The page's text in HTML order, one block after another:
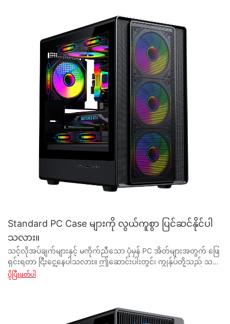
Standard PC Case များကို လွယ်ကူစွာ ပြင်ဆင်နိုင်ပါ
သလား။
သင့်လိုအပ်ချက်များနှင့် မကိုက်ညီသော ပုံမှန် PC အိတ်များအတွက် ဖြေရှင်းရတာ ငြီးငွေ့နေပါသလား။ ဤဆောင်းပါးတွင်၊ ကျွန်ုပ်တို့သည် သင့်စိတ်ကြိုက်ရွေးချယ်မှုများနှင့် ကိုက်ညီသော စိတ်ကြိုက်ဖြေရှင်းချက်တစ်ခုကို ဖန်တီးရန် စံ PC အိတ်များကို အလွယ်တကူ မွမ်းမံပြင်ဆင်နိုင်ခြေကို ရှာဖွေလေ့လာပါသည်။ အဆင့်မြှင့်တင်မှုများ အနည်းငယ်ဖြင့် သင်၏ PC ဂိမ်းကစားခြင်းအတွေ့အကြုံကို မြှင့်တင်နိုင်ပုံကို ရှာဖွေပါ။ - PC Case Modification ၏ အခြေခံများကို နားလည်ခြင်း။ သင်၏ PC setup ကို စိတ်ကြိုက်ပြင်ဆင်ခြင်းနှင့် ပတ်သက်လာလျှင် သုံးစွဲသူများ မကြာခဏ စဉ်းစားလေ့ရှိသော ရေပန်းအစားဆုံး ပြုပြင်မွမ်းမံမှုများထဲမှ တစ်ခုသည် ၎င်းတို့၏ PC case ၏ အလှတရားကို ပြုပြင်ပြောင်းလဲခြင်း ဖြစ်သည်။ PC case ပြုပြင်မွမ်းမံခြင်းသည် စိတ်ကြိုက်ဖန်တီးမှုနှင့် တီထွင်ဖန်တီးနိုင်မှုကို ခွင့်ပြုပေးသည့်အတွက် သင့်ကွန်ပြူတာတည်ဆောက်မှုကို အမှန်တကယ်ထူးခြားစေသည်။ သို့သော်လည်း၊ PC case ပြုပြင်မွမ်းမံခြင်းလောကသို့ သင်မဝင်ရောက်မီ၊ အောင်မြင်ပြီး အရှုပ်အရှင်းကင်းသည့် လုပ်ငန်းစဉ်ကို သေချာစေရန်အတွက် အခြေခံများကို နားလည်ရန် လိုအပ်ပါသည်။ ပုံမှန် PC case ကို ပြုပြင်ခြင်း၏ ပထမအဆင့်မှာ သင့်လိုအပ်ချက်အတွက် မှန်ကန်သော case ကို ရွေးချယ်ရန်ဖြစ်သည်။ စျေးကွက်တွင်ရရှိနိုင်သောအမျိုးအစားများစွာရှိပြီး၊ ကျစ်လစ်သိပ်သည်းသော mini-tower case မှသည်စိတ်ကြိုက်ပြင်ဆင်ရန်အတွက်လုံလောက်သောနေရာပါရှိသောမျှော်စင်အပြည့်အ ၀ အထိအတွေ့အထိရှိသည်။ သင့်အစိတ်အပိုင်းများနှင့် ကိုက်ညီရုံသာမက အပိုပန်ကာများ၊ LED မီးချောင်းများ၊ သို့မဟုတ် စိတ်ကြိုက်ရေအေးပေးစနစ်များကဲ့သို့သော ပြုပြင်မွမ်းမံမှုအတွက် လုံလောက်သောအခန်းကို ပေးဆောင်ရန် အရေးကြီးပါသည်။ မှန်ကန်သော PC case ကိုရွေးချယ်ပြီးသည်နှင့်၊ နောက်တစ်ဆင့်မှာ ပြုပြင်မွမ်းမံမှုအတွက် လိုအပ်သောကိရိယာများနှင့် ပစ္စည်းများစုဆောင်းရန်ဖြစ်သည်။ ဝက်အူလှည့်၊ ပလာယာများနှင့် ကေဘယ်ကြိုးများကဲ့သို့သော အခြေခံကိရိယာများသည် အိတ်ကို တပ်ဆင်ခြင်းနှင့် ပြန်လည်တပ်ဆင်ခြင်းအတွက် မရှိမဖြစ်လိုအပ်ပါသည်။ ထို့အပြင်၊ စိတ်ကြိုက်ပြတင်းပေါက်များ သို့မဟုတ် လေဝင်ပေါက်များဖန်တီးရန်အတွက် သတ္တု သို့မဟုတ် acrylic panels များကိုဖြတ်ရန်အတွက် Dremel rotary tool ကဲ့သို့သော အထူးပြုကိရိယာများ လိုအပ်နိုင်သည်။ ပြုပြင်မွမ်းမံခြင်းလုပ်ငန်းစဉ်အတွင်း ထည့်သွင်းစဉ်းစားရမည့် အရေးကြီးသောအချက်တစ်ခုမှာ ကေဘယ်လ်စီမံခန့်ခွဲမှုဖြစ်သည်။ သင့်လျော်သော ကေဘယ်ကြိုး စီမံခန့်ခွဲမှုသည် သင့် PC စနစ်ထည့်သွင်းမှု၏ လှပမှုကို ပိုမိုကောင်းမွန်စေရုံသာမက လေ၀င်လေထွက်နှင့် အအေးပေးရာတွင်လည်း ကူညီပေးပါသည်။ ကျစ်ထားသော ကေဘယ်အဆက်များနှင့် ကေဘယ်ကြိုးများကို ဖြီးခြင်းဖြင့် သင်၏ PC ကို သန့်ရှင်းပြီး ပရော်ဖက်ရှင်နယ် အသွင်အပြင်ကို ပေးစွမ်းနိုင်သဖြင့် သင့်ကေဘယ်ကြိုးများကို စနစ်တကျ သပ်ရပ်အောင် ကူညီပေးနိုင်ပါသည်။ PC ဝါသနာရှင်များ မကြာခဏ စဉ်းစားလေ့ရှိသည့် ရေပန်းစားသော ပြုပြင်ပြောင်းလဲမှုမှာ စိတ်ကြိုက်အလင်းရောင်ဖြစ်သည်။ LED အလင်းတန်းများ သို့မဟုတ် RGB ပန်ကာများသည် သင်၏တပ်ဆင်မှုတွင် အသွင်အပြင်ကို ပေါင်းထည့်နိုင်ပြီး အမြင်အားဖြင့် ဆွဲဆောင်မှုရှိသော လေထုကို ဖန်တီးနိုင်သည်။ ထို့အပြင်၊ သင်၏ PC အိတ်ကို အပြင်အဆင် ပုံသဏ္ဍာန်များ သို့မဟုတ် စတစ်ကာများဖြင့် စိတ်ကြိုက်ပြင်ဆင်ခြင်းသည် အလုံးစုံ အလှတရားကို ပိုမိုတိုးတက်စေပါသည်။ ပုံမှန် PC case ကို ပြုပြင်မွမ်းမံရာတွင်၊ သင်၏တပ်ဆင်မှု၏ အလုံးစုံ လေ၀င်လေထွက်နှင့် အအေးခံမှုကို ထည့်သွင်းစဉ်းစားရန် အရေးကြီးပါသည်။ အပိုပန်ကာများ သို့မဟုတ် အရည်အအေးပေးစနစ်များသည် အပူချိန်ကို ထိန်းညှိပေးပြီး အပူလွန်ကဲခြင်းမှ ကာကွယ်နိုင်ကာ သင့်အစိတ်အပိုင်းများ၏ အကောင်းဆုံးစွမ်းဆောင်ရည်နှင့် အသက်ရှည်မှုကို သေချာစေသည်။ PC case ထုတ်လုပ်သူများသည် ၎င်းတို့၏ကိစ္စများအတွင်း အကောင်းဆုံးလေ၀င်လေထွက်အတွက် လမ်းညွှန်ချက်များနှင့် အကြံပြုချက်များကို ပေးလေ့ရှိသောကြောင့် ပြုပြင်မွမ်းမံခြင်းလုပ်ငန်းစဉ်အတွင်း ဤလမ်းညွှန်ချက်များကို လိုက်နာရန် အရေးကြီးပါသည်။ နိဂုံးချုပ်အနေဖြင့်၊ ပုံမှန် PC case ကို ပြုပြင်မွမ်းမံခြင်းသည် ၎င်းတို့၏ setup ကို စိတ်ကြိုက်ပြင်ဆင်လိုသော PC ဝါသနာအိုးများအတွက် ပျော်စရာနှင့် အကျိုးရှိစေမည့် အတွေ့အကြုံတစ်ခုဖြစ်သည်။ မှန်ကန်သော ကိရိယာများ၊ ပစ္စည်းများနှင့် အခြေခံများကို သိရှိခြင်းဖြင့်၊ သင်သည် သင်၏ PC case ကို ထူးခြားပြီး ဖမ်းစားနိုင်သော လက်ရာအဖြစ် အလွယ်တကူ ပြောင်းလဲနိုင်သည်။ သင်သည် လေ၀င်လေထွက်ကို ပိုမိုကောင်းမွန်စေရန်၊ စိတ်ကြိုက်အလင်းရောင်များထည့်ရန် သို့မဟုတ် အပြင်အဆင်ဒီဇိုင်းတစ်ခုဖန်တီးရန်ပဲဖြစ်ဖြစ်၊ PC case ပြုပြင်မွမ်းမံခြင်း၏ အခြေခံများကို နားလည်ခြင်းသည် အောင်မြင်ပြီး ပျော်ရွှင်စရာကောင်းသော လုပ်ငန်းစဉ်တစ်ခုအတွက် မရှိမဖြစ်လိုအပ်ပါသည်။ - Standard PC Cases များကို ပြင်ဆင်ရန်အတွက် လိုအပ်သော ကိရိယာများနှင့် ပစ္စည်းများ ပုံမှန် PC အိတ်များကို ပြုပြင်မွမ်းမံခြင်းသည် ၎င်းတို့၏ကွန်ပြူတာစနစ်ထည့်သွင်းမှုတွင် ကိုယ်ရေးကိုယ်တာထိတွေ့မှုကို ထည့်သွင်းလိုသူများအတွက် ပျော်စရာနှင့် အကျိုးရှိစေမည့် အတွေ့အကြုံတစ်ခုဖြစ်သည်။ လေ၀င်လေထွက်ကို မြှင့်တင်လိုခြင်း၊ စိတ်ကြိုက်အလင်းရောင်များ ပေါင်းထည့်ခြင်း သို့မဟုတ် သင့် PC ၏ အလှတရားများကို ရိုးရှင်းစွာ ပြောင်းလဲလိုသည်ဖြစ်စေ မှန်ကန်သော ကိရိယာများနှင့် ပစ္စည်းများကို အောင်မြင်စွာ ပြုပြင်မွမ်းမံရန်အတွက် မရှိမဖြစ်လိုအပ်ပါသည်။ ဤဆောင်းပါးတွင်၊ ပုံမှန် PC ကိစ္စများကို ပြုပြင်မွမ်းမံရန်အတွက် လိုအပ်သော ကိရိယာများနှင့် ပစ္စည်းများအပြင် သင့်အား လမ်းတစ်လျှောက်တွင် ကူညီရန် အကြံပြုချက်များနှင့် လှည့်ကွက်အချို့ကို ဆွေးနွေးပါမည်။ ပုံမှန် PC case ကို ပြုပြင်မွမ်းမံရာတွင် မှန်ကန်သောကိရိယာများ ရှိရန် အရေးကြီးပါသည်။ သင်လိုအပ်မည့် အခြေခံကိရိယာအချို့တွင် ဝက်အူလှည့်၊ ဝိုင်ယာဖြတ်စက်များ၊ ပလာယာများနှင့် အပူသေနတ်များ ပါဝင်သည်။ ဤကိရိယာများသည် သင့်အား အစိတ်အပိုင်းများကို ဖယ်ရှားရန်၊ ဝါယာကြိုးများကို ဖြတ်တောက်ကာ ဖယ်ထုတ်ရန်နှင့် လိုအပ်သလို ပုံသဏ္ဍာန်ပစ္စည်းများကို ဖယ်ရှားနိုင်မည်ဖြစ်သည်။ ထို့အပြင်၊ Dremel သို့မဟုတ် အခြားသော rotary tool ကို အသုံးပြုခွင့်ရှိခြင်းသည် ကိစ္စအတွက် တိကျသောဖြတ်တောက်မှုနှင့် ပြုပြင်မွမ်းမံမှုများပြုလုပ်ရန်အတွက် အလွန်အထောက်အကူဖြစ်စေပါသည်။ ပစ္စည်းများနှင့်ပတ်သက်၍၊ သင်ပြုလုပ်လိုသော ပြုပြင်မွမ်းမံမှုများအပေါ် မူတည်၍ သင်လိုအပ်နိုင်သည့် အဓိကအချက်အနည်းငယ်ရှိပါသည်။ PC case ပြုပြင်မွမ်းမံရာတွင် အသုံးအများဆုံးပစ္စည်းများမှာ acrylic သို့မဟုတ် plexiglass ဖြစ်သည်။ သင့်ကိစ္စအတွက် စိတ်ကြိုက်ပြတင်းပေါက်များ၊ အကန့်များနှင့် လေယူလေသိမ်းများကို ဖန်တီးရန် ဤအကြည်ဓာတ်ကို အလွယ်တကူ ဖြတ်တောက်ပုံဖော်နိုင်သည်။ ထို့အပြင် သင့်ဒီဇိုင်းကို ပိုမိုစိတ်ကြိုက်ပြင်ဆင်ရန် acrylic ပန်းချီဆွဲခြင်း သို့မဟုတ် ထွင်းထုနိုင်သည်။ လက်ထဲမှာ ဆောင်ထားသင့်တဲ့ နောက်ထပ် အရေးကြီးတဲ့ ပစ္စည်း ကတော့ အပူပူကပ်ခြင်း ဖြစ်ပါတယ်။ သင်၏ PC case ကို ပြုပြင်မွမ်းမံမှုများ ပြုလုပ်သောအခါ၊ သင်၏ အစိတ်အပိုင်းများကြား သင့်လျော်သော အပူလွှဲပြောင်းကြောင်း သေချာစေရန် အပူကူးထည့်ခြင်းကို ဖယ်ရှားပြီး ပြန်လည်အသုံးပြုရန် လိုအပ်နိုင်သည်။ ထို့အပြင်၊ အခွံမာသီးများ၊ bolts နှင့် brackets များရွေးချယ်မှုရှိခြင်းသည် အစိတ်အပိုင်းများကို လုံခြုံစေရန်နှင့် သင့် case တွင် စိတ်ကြိုက်ထပ်ထည့်ခြင်းအတွက် အသုံးဝင်ပါသည်။ ပုံမှန် PC case ကို ပြုပြင်မွမ်းမံသည့်အခါတွင် မှတ်သားထားရမည့် အဓိက အကြံပြုချက်အချို့ရှိပါသည်။ ဦးစွာပထမ၊ သင်၏ပြုပြင်မွမ်းမံမှုများကို အမြဲကြိုတင်စီစဉ်ပါ။ တိုင်းတာမှုများပြုလုပ်ပါ၊ ပုံကြမ်းများဖန်တီးပါ၊ မစတင်မီ လိုအပ်သောကိရိယာများနှင့် ပစ္စည်းများအားလုံးကို စုဆောင်းပါ။ ၎င်းသည် ချောမွေ့ပြီး အောင်မြင်သော ပြုပြင်မွမ်းမံမှုလုပ်ငန်းစဉ်ကို သေချာစေရန် ကူညီပေးပါမည်။ ထို့အပြင်၊ သင်၏ပြုပြင်မွမ်းမံမှုများနှင့်အတူ ဖန်တီးမှုရယူရန် မကြောက်ပါနှင့်။ သင်၏ PC case အတွက် ထူးခြားပြီး စိတ်ကြိုက်ပုံစံ ဖန်တီးရန် မတူညီသော ပစ္စည်းများ၊ အရောင်များနှင့် ဒီဇိုင်းများဖြင့် စမ်းသပ်ပါ။ တစ်ခုတည်းသောကန့်သတ်ချက်မှာ သင်၏စိတ်ကူးစိတ်သန်းဖြစ်သည်ကို သတိရပါ။ နိဂုံးချုပ်အနေဖြင့်၊ ပုံမှန် PC အိတ်များကို ပြုပြင်မွမ်းမံခြင်းသည် ၎င်းတို့၏ ကွန်ပျူတာစနစ်ထည့်သွင်းမှုတွင် ပုဂ္ဂိုလ်ရေးထိတွေ့မှုကို ထည့်သွင်းလိုသူများအတွက် အကျိုးရှိပြီး ပျော်ရွှင်ဖွယ်ကောင်းသော ပရောဂျက်တစ်ခုဖြစ်သည်။ မှန်ကန်သောကိရိယာများနှင့် ပစ္စည်းများကို လက်ထဲတွင်ထားရှိခြင်းအပြင် အဓိကကျသော အကြံပြုချက်များနှင့် လှည့်ကွက်အချို့ကို လိုက်နာခြင်းဖြင့်၊ သင်သည် ပုံမှန် PC case ကို တစ်မျိုးတည်းသော လက်ရာအဖြစ်သို့ အလွယ်တကူ ပြောင်းလဲနိုင်သည်။ ထို့ကြောင့် ရှေ့ဆက်ပါ၊ သင်၏တီထွင်ဖန်တီးနိုင်စွမ်းကိုထုတ်ပြီး သင်၏ PC case ကို ယနေ့စတင်ပြင်ဆင်ပါ။ - PC Case ကို မွမ်းမံပြင်ဆင်ရန် အဆင့်ဆင့်လမ်းညွှန် သင်၏ PC စနစ်ထည့်သွင်းမှုကို စိတ်ကြိုက်ပြင်ဆင်ခြင်းနှင့် ပတ်သက်လာလျှင် သင်၏ပုံမှန် PC case ကို ပြုပြင်ခြင်းသည် သင့်စနစ်အား ထူးခြားပြီး ပုဂ္ဂိုလ်ရေးဆန်သော အထိအတွေ့ကို ပေးစွမ်းနိုင်သည့် နည်းလမ်းကောင်းတစ်ခုဖြစ်သည်။ မှန်ကန်သောကိရိယာများနှင့် အဆင့်ဆင့်လမ်းညွှန်ချက်ဖြင့်၊ သင်သည် သင်၏ပုံမှန် PC case ကို သင်၏စတိုင်နှင့် လုပ်ဆောင်နိုင်စွမ်းများကို ဦးစားပေးဖော်ပြသည့် အမျိုးအစားထဲမှ လက်ရာမြောက်သည့်လက်ရာအဖြစ်သို့ အလွယ်တကူ ပြောင်းလဲနိုင်သည်။ ပြုပြင်မွမ်းမံခြင်းလုပ်ငန်းစဉ်ကို မစတင်မီ၊ သင့်ပရောဂျက်အတွက် မှန်ကန်သော PC case ကို ရွေးချယ်ရန် အရေးကြီးပါသည်။ အရွယ်အစား၊ ပုံသဏ္ဍာန်နှင့် ပစ္စည်းများနှင့် သင့်စနစ်အတွက် သင်လိုအပ်သည့် သီးခြားအင်္ဂါရပ်များကဲ့သို့သော အကြောင်းရင်းများကို ထည့်သွင်းစဉ်းစားပါ။ PC case ပေးသွင်းသူများနှင့် ထုတ်လုပ်သူအများအပြားမှ ရွေးချယ်ရန် ရွေးချယ်စရာများစွာကို ပေးဆောင်ထားသောကြောင့် သင့်လိုအပ်ချက်အတွက် အကောင်းဆုံးကို သုတေသနပြုပြီး ရွေးချယ်ရန် အချိန်ယူပါ။ ပြီးပြည့်စုံသော PC case ကိုရွေးချယ်ပြီးသည်နှင့်၊ ပြုပြင်မွမ်းမံခြင်းလုပ်ငန်းစဉ်အတွက် လိုအပ်သောကိရိယာများနှင့် ပစ္စည်းများစုဆောင်းရန် အချိန်ကျရောက်ပြီဖြစ်သည်။ တူးခြင်း၊ ဝက်အူလှည့်၊ ဖြတ်တောက်ခြင်းကိရိယာ၊ နှင့် စိတ်ကြိုက်ပြုလုပ်ရန်အတွက် ဆေးသုတ်ခြင်း သို့မဟုတ် အခြားပစ္စည်းများ အပါအဝင် ကိရိယာမျိုးစုံ လိုအပ်မည်ဖြစ်သည်။ ပါဝါကိရိယာများကို အသုံးပြုသည့်အခါ ဘေးကင်းရေး ကြိုတင်ကာကွယ်မှုများကို သေချာလိုက်နာပြီး ထုတ်လုပ်သူ၏ ညွှန်ကြားချက်များကို လိုက်နာပါ။ သင်၏ PC case ကိုပြုပြင်ခြင်း၏ပထမအဆင့်မှာ အစိတ်အပိုင်းများကို ဂရုတစိုက်ဖြုတ်ပြီး မလိုအပ်သောအစိတ်အပိုင်းများကိုဖယ်ရှားရန်ဖြစ်သည်။ ၎င်းသည် သင့်အား တွဲဖက်လုပ်ဆောင်ရန် အလွတ်တစ်ထည်ကို ပေးမည်ဖြစ်ပြီး သင့် case ၏ အပြင်အဆင်နှင့် ဒီဇိုင်းကို စိတ်ကြိုက်ပြင်ဆင်ရန် ပိုမိုလွယ်ကူစေသည်။ သင့်လျော်လျောက်ပတ်ပြီး လေ၀င်လေထွက်ကောင်းစေရန် မားသားဘုတ်၊ ပါဝါထောက်ပံ့မှုနှင့် အအေးပေးစနစ်ကဲ့သို့သော အစိတ်အပိုင်းများကို နေရာချထားသည်ကို သတိပြုပါ။ ထို့နောက်၊ သင်သည် PC case ၏ အပြင်ပိုင်းကို ပြုပြင်မွမ်းမံမှုများ စတင်နိုင်ပါသည်။ ၎င်းတွင် အပိုလေဝင်လေထွက်အတွက် အပေါက်များ ဖြတ်တောက်ခြင်း၊ စိတ်ကြိုက်အကန့်များ သို့မဟုတ် ဒီဇိုင်းများထည့်ခြင်း သို့မဟုတ် ထူးခြားသောအသွင်အပြင်ကို ဖန်တီးရန်အတွက် ဘူးခွံကို ပန်းချီဆွဲခြင်းတို့ ပါဝင်နိုင်သည်။ အမှားအယွင်းများ သို့မဟုတ် ပျက်စီးဆုံးရှုံးမှုများကို ရှောင်ရှားရန် သင်၏ပြုပြင်မွမ်းမံမှုများကို ဂရုတစိုက်တိုင်းတာပြီး အစီအစဉ်ဆွဲပါ။ Case ၏ အပြင်ပိုင်းကို ပြောင်းလဲလိုက်သောအခါ အတွင်းပိုင်းကို မမေ့ပါနှင့်။ ကေဘယ်ကြိုး စီမံခန့်ခွဲမှုသည် လေဝင်လေထွက်ကို ပိုမိုကောင်းမွန်စေပြီး စွမ်းဆောင်ရည်ကို ကောင်းမွန်စေသောကြောင့် PC စိတ်ကြိုက်ပြင်ဆင်ခြင်း၏ အရေးကြီးသော ကဏ္ဍတစ်ခုဖြစ်သည်။ ကေဘယ်ကြိုးများကို အစိတ်အပိုင်းများနှင့် ပန်ကာများကြားမှ မထားဘဲ ကေဘယ်ကြိုးများကို စုစည်းကာ လုံခြုံအောင်ပြုလုပ်ရန် ကေဘယ်ကြိုးများနှင့် လမ်းကြောင်းရှာဖွေခြင်းနည်းလမ်းများကို အသုံးပြုပါ။ သင်၏ PC case တွင် ပြုပြင်မွမ်းမံမှုများ ပြီးသည်နှင့်တစ်ပြိုင်နက်၊ အစိတ်အပိုင်းများကို ပြန်လည်စုစည်းပြီး စနစ်ကို စမ်းသပ်ရန် အချိန်တန်
ပိုပြီးဖတ်ပါ